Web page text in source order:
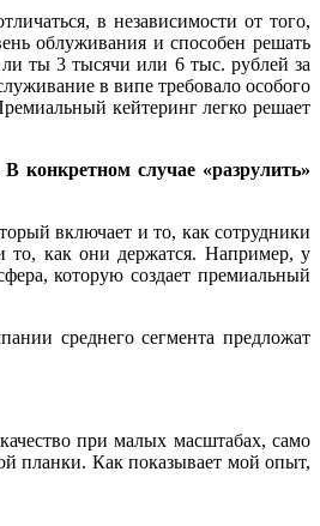
в независимости от того,
облуживания и способен решать
ли ты 3 тысячи или 6 тыс. рублей за
в випе требовало особого
кейтеринг легко решает
конкретном случае «разрулить»
включает и то, как сотрудники
то, как они держатся. Например, у
которую создает премиальный
среднего сегмента предложат
при малых масштабах, само
планки. Как показывает мой опыт,